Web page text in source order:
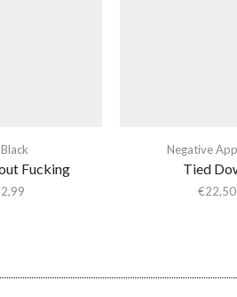
Fucking
Negative
Tied
€22,50